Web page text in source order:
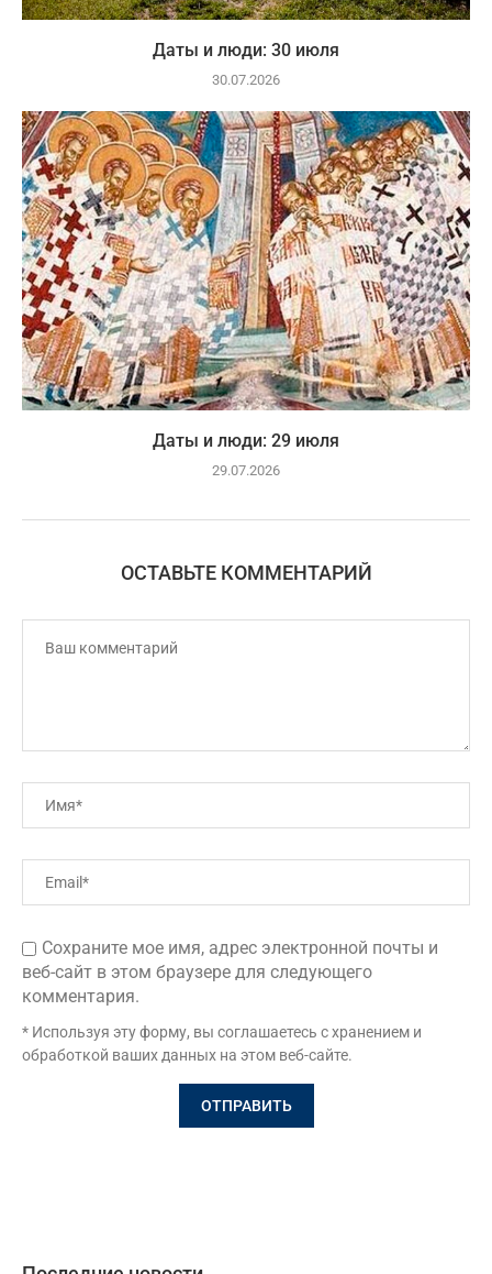
Даты и люди: 30 июля
30.07.2026
Даты и люди: 29 июля
29.07.2026
ОСТАВЬТЕ КОММЕНТАРИЙ
Сохраните мое имя, адрес электронной почты и
веб-сайт в этом браузере для следующего
комментария.
* Используя эту форму, вы соглашаетесь с хранением и
обработкой ваших данных на этом веб-сайте.